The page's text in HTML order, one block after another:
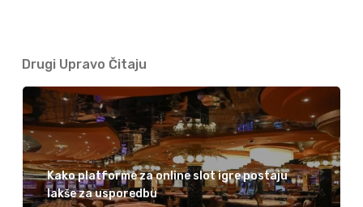
Drugi Upravo Čitaju
Kako platforme za online slot igre postaju
lakše za usporedbu